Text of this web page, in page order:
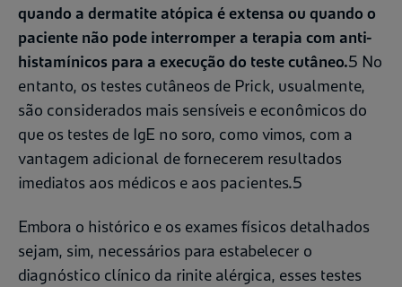
quando a dermatite atópica é extensa ou quando o
paciente não pode interromper a terapia com anti-
histamínicos para a execução do teste cutâneo.5 No
entanto, os testes cutâneos de Prick, usualmente,
são considerados mais sensíveis e econômicos do
que os testes de IgE no soro, como vimos, com a
vantagem adicional de fornecerem resultados
imediatos aos médicos e aos pacientes.5
Embora o histórico e os exames físicos detalhados
sejam, sim, necessários para estabelecer o
diagnóstico clínico da rinite alérgica, esses testes